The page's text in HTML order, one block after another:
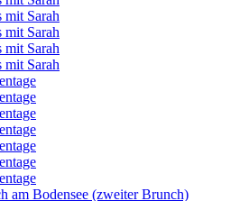
mit Sarah
mit Sarah
mit Sarah
mit Sarah
am Bodensee (zweiter Brunch)